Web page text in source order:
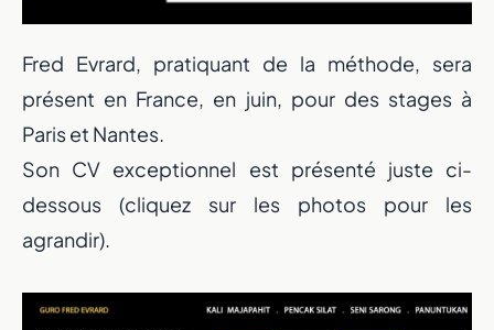
Fred Evrard, pratiquant de la méthode, sera
présent en France, en juin, pour des stages à
Paris et Nantes.
Son CV exceptionnel est présenté juste ci-
dessous (cliquez sur les photos pour les
agrandir).